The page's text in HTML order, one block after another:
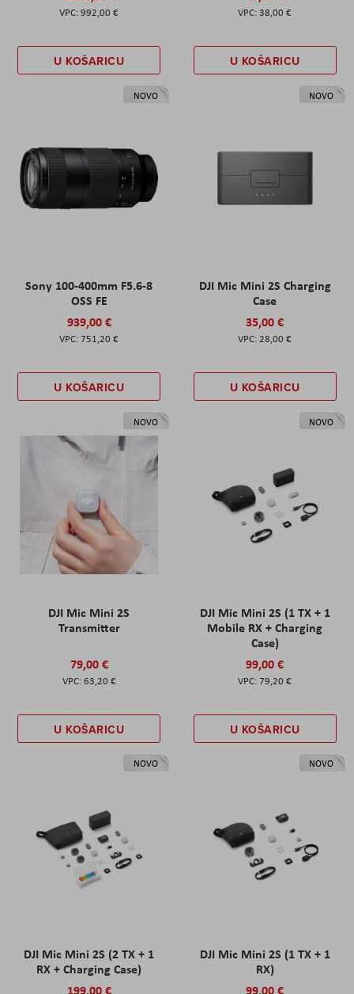
992,00 €
U KOŠARICU
38,00 €
U KOŠARICU
NOVO
Sony 100-400mm F5.6-8
OSS FE
939,00 €
751,20 €
U KOŠARICU
NOVO
DJI Mic Mini 2S Charging
Case
35,00 €
28,00 €
U KOŠARICU
NOVO
DJI Mic Mini 2S
Transmitter
79,00 €
63,20 €
U KOŠARICU
NOVO
DJI Mic Mini 2S (1 TX + 1
Mobile RX + Charging
Case)
99,00 €
79,20 €
U KOŠARICU
NOVO
DJI Mic Mini 2S (2 TX + 1
RX + Charging Case)
199,00 €
NOVO
DJI Mic Mini 2S (1 TX + 1
RX)
99,00 €